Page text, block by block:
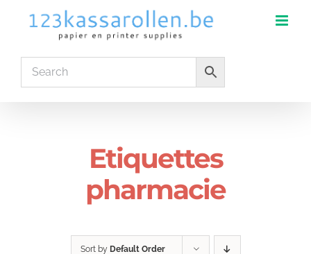
Etiquettes
pharmacie
Sort by Default Order